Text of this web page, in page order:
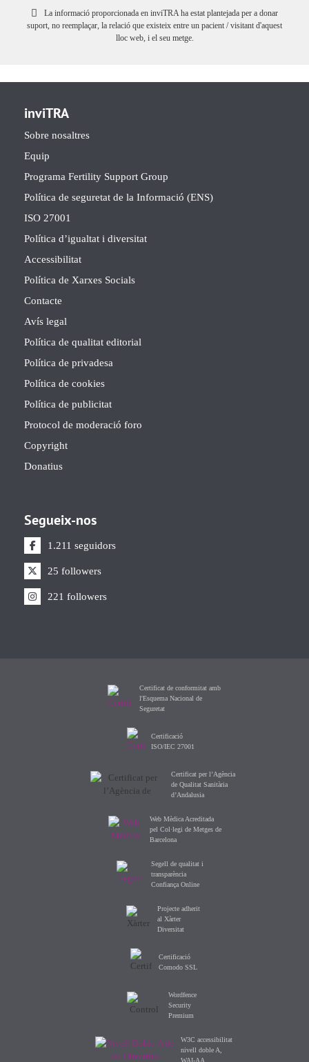
La informació proporcionada en inviTRA ha estat plantejada per a donar
suport, no reemplaçar, la relació que existeix entre un pacient / visitant d'aquest
lloc web, i el seu metge.
inviTRA
Sobre nosaltres
Equip
Programa Fertility Support Group
Política de seguretat de la Informació (ENS)
ISO 27001
Política d’igualtat i diversitat
Accessibilitat
Política de Xarxes Socials
Contacte
Avís legal
Política de qualitat editorial
Política de privadesa
Política de cookies
Política de publicitat
Protocol de moderació foro
Copyright
Donatius
Segueix-nos
1.211 seguidors
25 followers
221 followers
Certificat de conformitat amb
l'Esquema Nacional de
Seguretat
Certificació
ISO/IEC 27001
Certificat per l’Agència
de Qualitat Sanitària
d’Andalusia
Web Mèdica Acreditada
pel Col·legi de Metges de
Barcelona
Segell de qualitat i
transparència
Confiança Online
Projecte adherit
al Xàrter
Diversitat
Certificació
Comodo SSL
Wordfence
Security
Premium
W3C accessibilitat
nivell doble A,
WAI-AA